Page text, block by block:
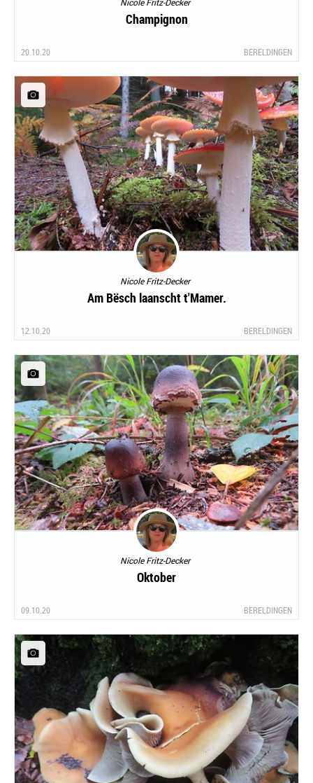
Champignon
20.10.20 BERELDINGEN
Nicole Fritz-Decker
Am Bësch laanscht t'Mamer.
12.10.20 BERELDINGEN
Nicole Fritz-Decker
Oktober
09.10.20 BERELDINGEN